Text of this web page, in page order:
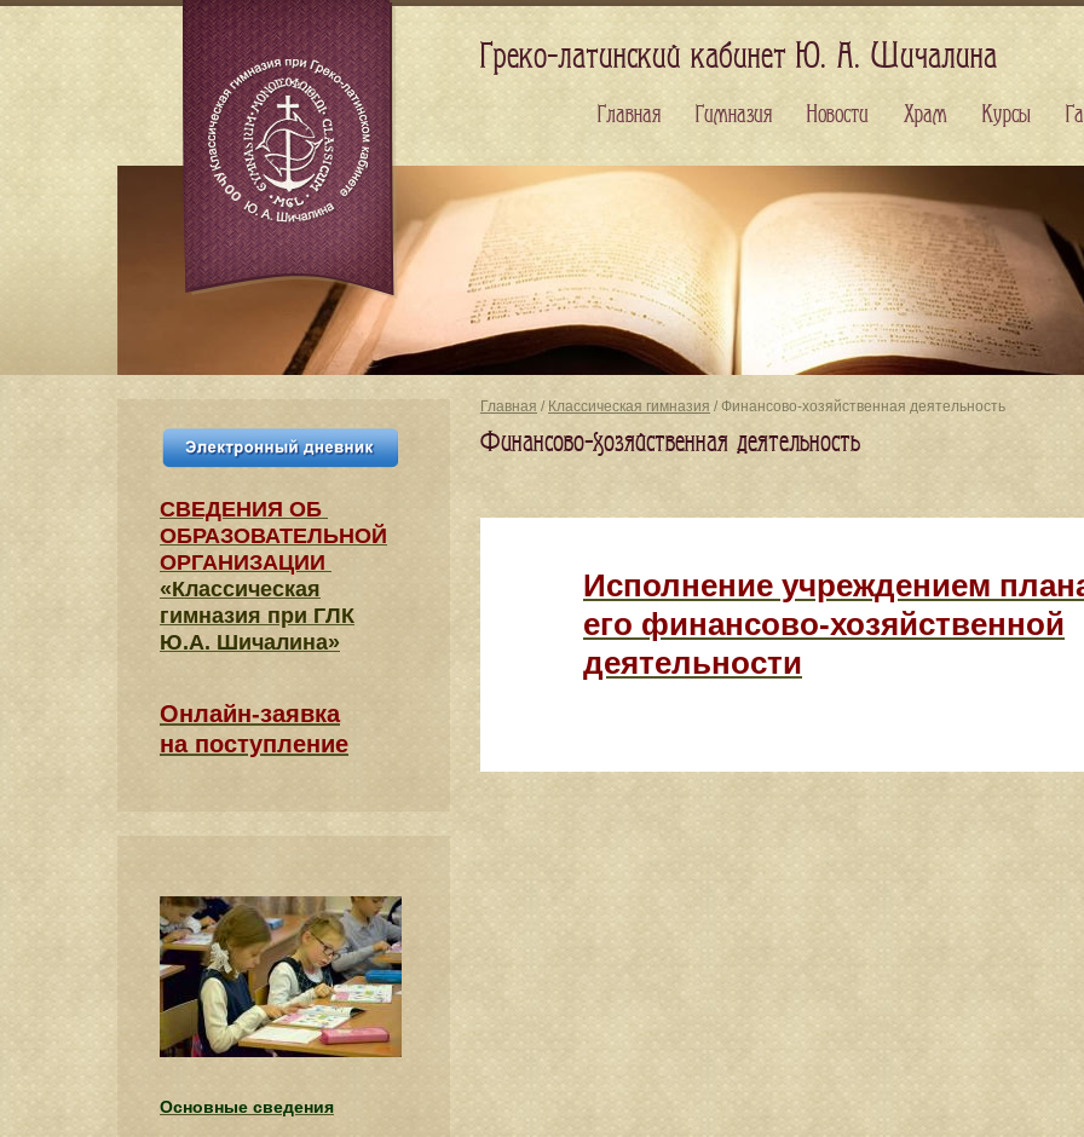
Главная / Классическая гимназия / Финансово-хозяйственная деятельность
Финансово-хозяйственная деятельность
Исполнение учреждением
его финансово-хозяйственной
деятельности
СВЕДЕНИЯ​ ОБ
ОБРАЗОВАТЕЛЬНОЙ
ОРГАНИЗАЦИИ
«Классическая
гимназия при ГЛК
Ю.А. Шичалина»
Онлайн-заявка
на поступление
Основные сведения
Греко-латинский кабинет Ю. А. Шичалина
Главная Гимназия Новости Храм Курсы